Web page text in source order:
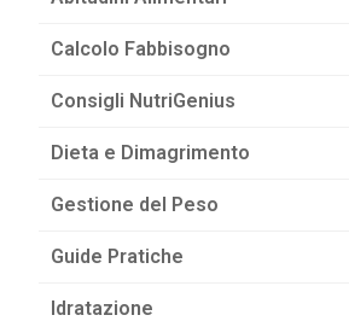
Calcolo Fabbisogno
Consigli NutriGenius
Dieta e Dimagrimento
Gestione del Peso
Guide Pratiche
Idratazione